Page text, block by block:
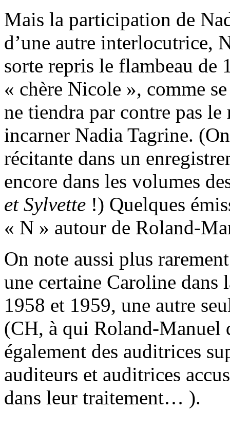
Mais la participation de
d’une autre interlocutrice,
sorte repris le flambeau de
« chère Nicole », comme
ne tiendra par contre pas
incarner Nadia Tagrine.
récitante dans un
encore dans les volumes
et Sylvette !) Quelques
« N » autour de Roland-
On note aussi plus
une certaine Caroline dans
1958 et 1959, une autre
(CH, à qui Roland-Manuel
également des auditrices
auditeurs et auditrices
dans leur traitement… ).